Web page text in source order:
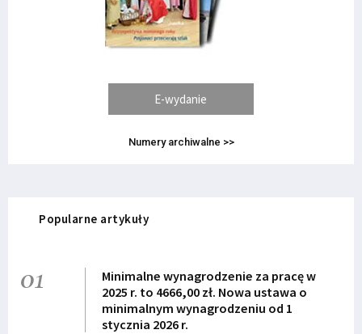
E-wydanie
Numery archiwalne >>
Popularne artykuły
01
Minimalne wynagrodzenie za pracę w
2025 r. to 4666,00 zł. Nowa ustawa o
minimalnym wynagrodzeniu od 1
stycznia 2026 r.